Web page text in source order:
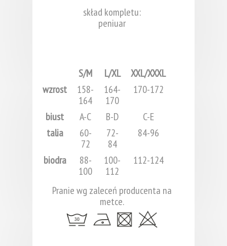
skład kompletu:
peniuar
S/M L/XL
XXL/XXXL
wzrost
158-
164
164-
170
170-172
biust A-C B-D
C-E
talia
60-
72
72-
84
84-96
biodra
88-
100
100-
112
112-124
Pranie wg zaleceń producenta na
metce.